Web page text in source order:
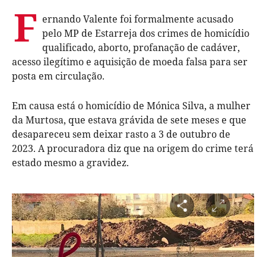
F ernando Valente foi formalmente acusado
pelo MP de Estarreja dos crimes de homicídio
qualificado, aborto, profanação de cadáver,
acesso ilegítimo e aquisição de moeda falsa para ser
posta em circulação.
Em causa está o homicídio de Mónica Silva, a mulher
da Murtosa, que estava grávida de sete meses e que
desapareceu sem deixar rasto a 3 de outubro de
2023. A procuradora diz que na origem do crime terá
estado mesmo a gravidez.